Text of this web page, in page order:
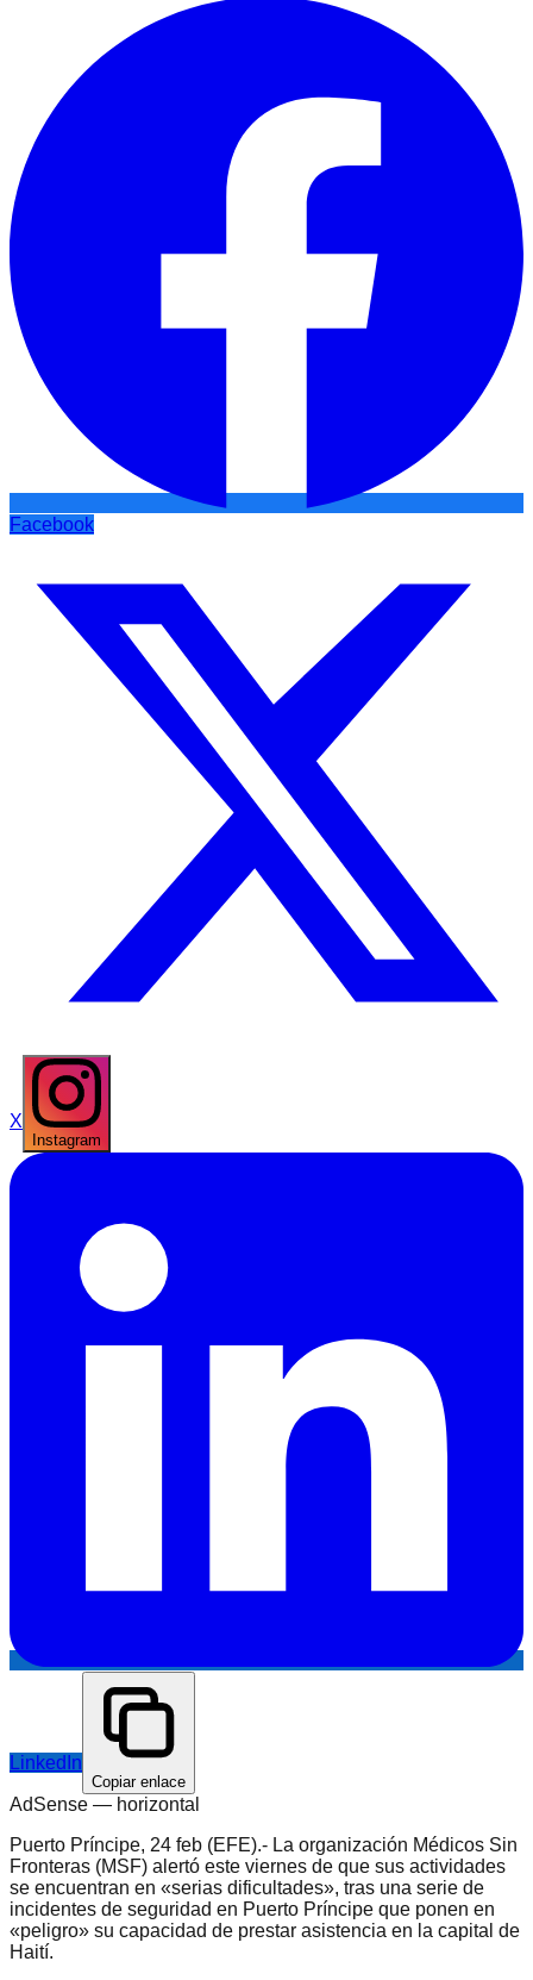
Facebook
X
Instagram
LinkedIn
Copiar enlace
AdSense — horizontal
Puerto Príncipe, 24 feb (EFE).- La organización Médicos Sin
Fronteras (MSF) alertó este viernes de que sus actividades
se encuentran en «serias dificultades», tras una serie de
incidentes de seguridad en Puerto Príncipe que ponen en
«peligro» su capacidad de prestar asistencia en la capital de
Haití.